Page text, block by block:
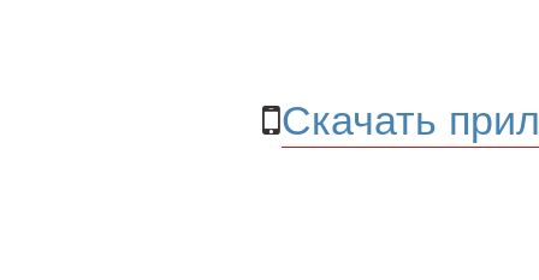
Скачать